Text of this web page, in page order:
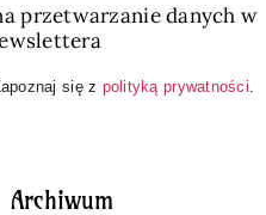
przetwarzanie danych w
się z polityką prywatności
Archiwum